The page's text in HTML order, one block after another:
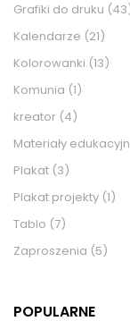
Grafiki do druku
Kalendarze (21)
Kolorowanki (13)
Komunia (1)
kreator (4)
Materiały
Plakat (3)
Plakat projekty (1)
Tablo (7)
Zaproszenia (5)
POPULARNE